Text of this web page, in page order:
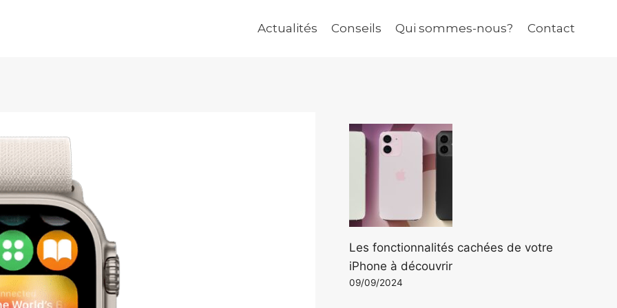
Actualités Conseils Qui sommes-nous? Contact
Les fonctionnalités cachées de votre
iPhone à découvrir
09/09/2024